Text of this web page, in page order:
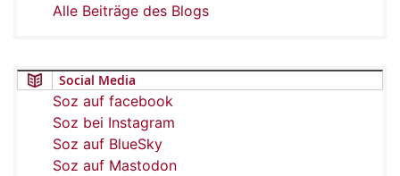
Alle Beiträge des Blogs
Social Media
Soz auf facebook
Soz bei Instagram
Soz auf BlueSky
Soz auf Mastodon